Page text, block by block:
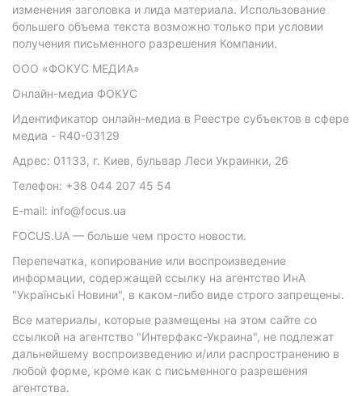
изменения заголовка и лида материала. Использование
большего объема текста возможно только при условии
получения письменного разрешения Компании.
ООО «ФОКУС МЕДИА»
Онлайн-медиа ФОКУС
Идентификатор онлайн-медиа в Реестре субъектов в сфере
медиа - R40-03129
Адрес: 01133, г. Киев, бульвар Леси Украинки, 26
Телефон: +38 044 207 45 54
E-mail: info@focus.ua
FOCUS.UA — больше чем просто новости.
Перепечатка, копирование или воспроизведение
информации, содержащей ссылку на агентство ИнА
"Українські Новини", в каком-либо виде строго запрещены.
Все материалы, которые размещены на этом сайте со
ссылкой на агентство "Интерфакс-Украина", не подлежат
дальнейшему воспроизведению и/или распространению в
любой форме, кроме как с письменного разрешения
агентства.